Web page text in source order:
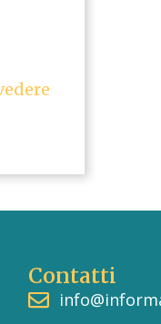
Contatti